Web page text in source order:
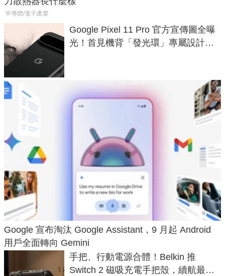
半導體/電子產業
Google Pixel 11 Pro 官方宣傳圖全曝
光！首見機背「發光環」專屬設計、
Google 宣布淘汰 Google Assistant，9 月起 Android
用戶全面轉向 Gemini
手把、行動電源合體！Belkin 推
Switch 2 磁吸充電手把殼，續航最高